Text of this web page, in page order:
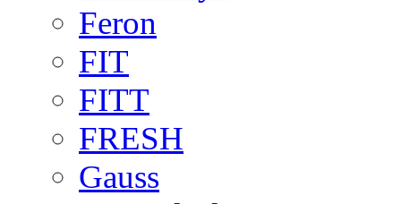
Feron
FIT
FITT
FRESH
Gauss